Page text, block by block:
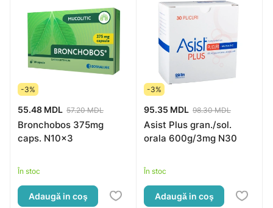
-3%
55.48 MDL 57.20 MDL
Bronchobos 375mg
caps. N10x3
În stoc
Adaugă in coş
-3%
95.35 MDL 98.30 MDL
Asist Plus gran./sol.
orala 600g/3mg N30
În stoc
Adaugă in coş